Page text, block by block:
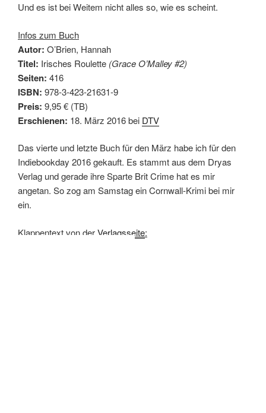
Und es ist bei Weitem nicht alles so, wie es scheint.
Infos zum Buch
Autor: O’Brien, Hannah
Titel: Irisches Roulette (Grace O’Malley #2)
Seiten: 416
ISBN: 978-3-423-21631-9
Preis: 9,95 € (TB)
Erschienen: 18. März 2016 bei DTV
Das vierte und letzte Buch für den März habe ich für den
Indiebookday 2016 gekauft. Es stammt aus dem Dryas
Verlag und gerade ihre Sparte Brit Crime hat es mir
angetan. So zog am Samstag ein Cornwall-Krimi bei mir
ein.
Klappentext von derVerlagsseite: